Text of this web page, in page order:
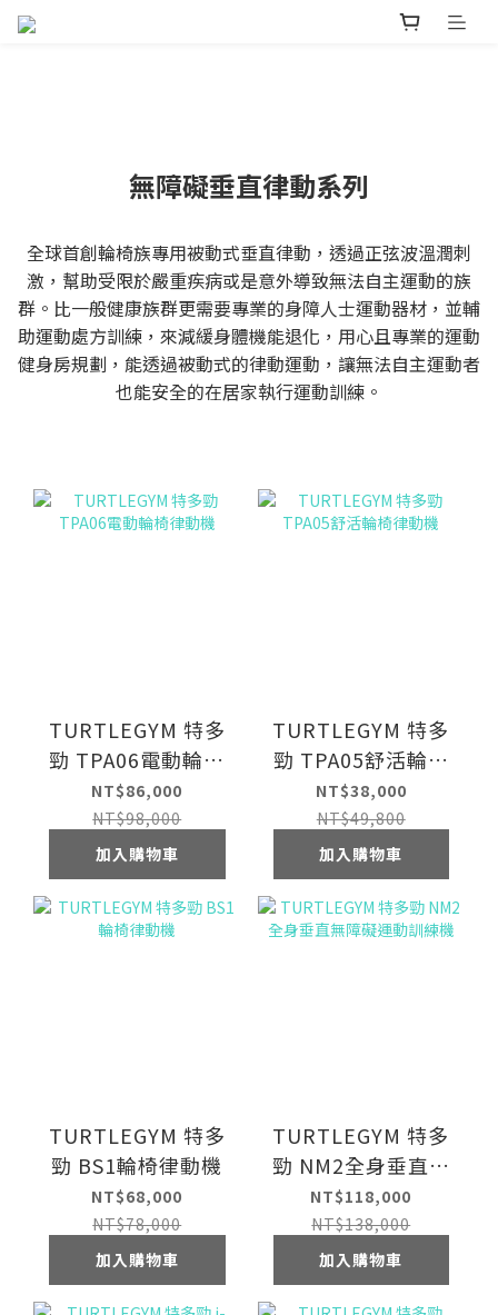
無障礙垂直律動系列
全球首創輪椅族專用被動式垂直律動，透過正弦波溫潤刺
激，幫助受限於嚴重疾病或是意外導致無法自主運動的族
群。比一般健康族群更需要專業的身障人士運動器材，並輔
助運動處方訓練，來減緩身體機能退化，用心且專業的運動
健身房規劃，能透過被動式的律動運動，讓無法自主運動者
也能安全的在居家執行運動訓練。
TURTLEGYM 特多
勁 TPA06電動輪椅
律動機
NT$86,000
NT$98,000
加入購物車
TURTLEGYM 特多
勁 TPA05舒活輪椅
律動機
NT$38,000
NT$49,800
加入購物車
TURTLEGYM 特多
勁 BS1輪椅律動機
NT$68,000
NT$78,000
加入購物車
TURTLEGYM 特多
勁 NM2全身垂直無
障礙運動訓練機
NT$118,000
NT$138,000
加入購物車